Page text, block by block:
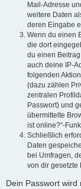
Mail-Adresse
weitere Daten
deren Eingabe
Wenn du einen
die dort
du einen
auch deine IP-
folgenden
(dazu zählen
zentralen
Passwort) und
übermittelte
ist online?“-
Schließlich
Daten
bei Umfragen,
von dir gesetzte
Dein Passwort wird